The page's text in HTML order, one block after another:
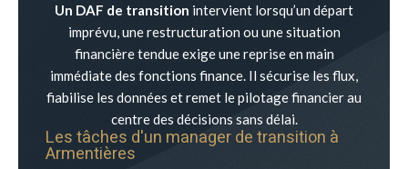
Un DAF de transition intervient lorsqu’un départ
imprévu, une restructuration ou une situation
financière tendue exige une reprise en main
immédiate des fonctions finance. Il sécurise les flux,
fiabilise les données et remet le pilotage financier au
centre des décisions sans délai.
Les tâches d'un manager de transition à
Armentières